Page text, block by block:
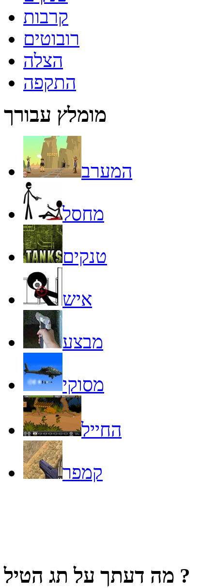
קרבות
רובוטים
הצלה
התקפה
מומלץ עבורך
המערב
מחסל
טנקים
איש
מבצע
מסוקי
החייל
קמפר
מה דעתך על תג הטיל ?